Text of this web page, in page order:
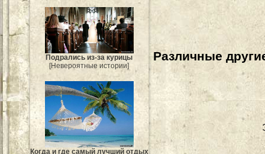
Подрались из-за курицы
[Невероятные истории]
Когда и где самый лучший отдых
Различные